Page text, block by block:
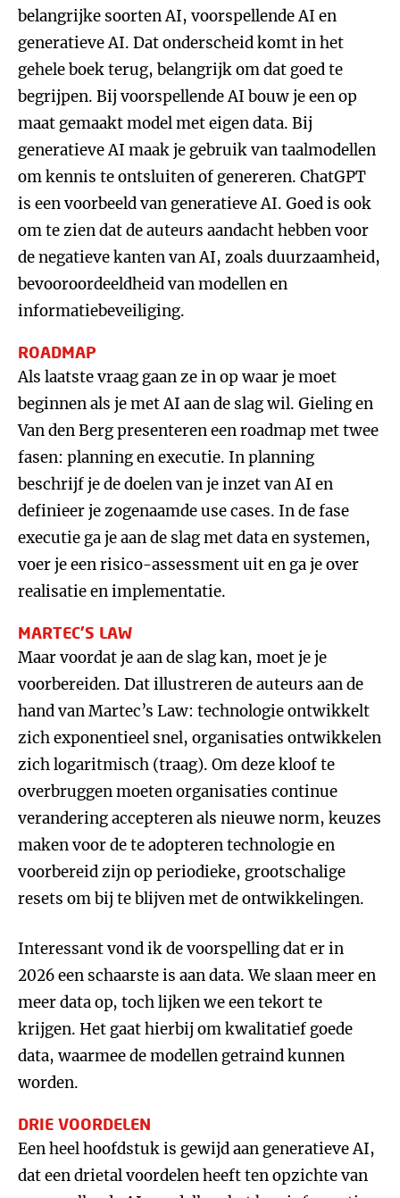
belangrijke soorten AI, voorspellende AI en
generatieve AI. Dat onderscheid komt in het
gehele boek terug, belangrijk om dat goed te
begrijpen. Bij voorspellende AI bouw je een op
maat gemaakt model met eigen data. Bij
generatieve AI maak je gebruik van taalmodellen
om kennis te ontsluiten of genereren. ChatGPT
is een voorbeeld van generatieve AI. Goed is ook
om te zien dat de auteurs aandacht hebben voor
de negatieve kanten van AI, zoals duurzaamheid,
bevooroordeeldheid van modellen en
informatiebeveiliging.
ROADMAP
Als laatste vraag gaan ze in op waar je moet
beginnen als je met AI aan de slag wil. Gieling en
Van den Berg presenteren een roadmap met twee
fasen: planning en executie. In planning
beschrijf je de doelen van je inzet van AI en
definieer je zogenaamde use cases. In de fase
executie ga je aan de slag met data en systemen,
voer je een risico-assessment uit en ga je over
realisatie en implementatie.
MARTEC’S LAW
Maar voordat je aan de slag kan, moet je je
voorbereiden. Dat illustreren de auteurs aan de
hand van Martec’s Law: technologie ontwikkelt
zich exponentieel snel, organisaties ontwikkelen
zich logaritmisch (traag). Om deze kloof te
overbruggen moeten organisaties continue
verandering accepteren als nieuwe norm, keuzes
maken voor de te adopteren technologie en
voorbereid zijn op periodieke, grootschalige
resets om bij te blijven met de ontwikkelingen.
Interessant vond ik de voorspelling dat er in
2026 een schaarste is aan data. We slaan meer en
meer data op, toch lijken we een tekort te
krijgen. Het gaat hierbij om kwalitatief goede
data, waarmee de modellen getraind kunnen
worden.
DRIE VOORDELEN
Een heel hoofdstuk is gewijd aan generatieve AI,
dat een drietal voordelen heeft ten opzichte van